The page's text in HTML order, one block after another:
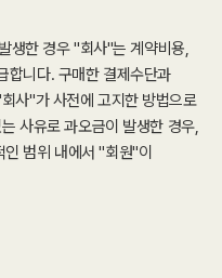
생한 경우 "회사"는 계약비용,
합니다. 구매한 결제수단과
사"가 사전에 고지한 방법으로
사유로 과오금이 발생한 경우,
범위 내에서 "회원"이